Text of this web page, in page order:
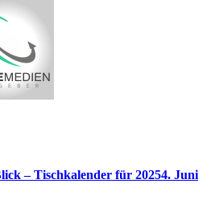
– Tischkalender für 20254. Juni